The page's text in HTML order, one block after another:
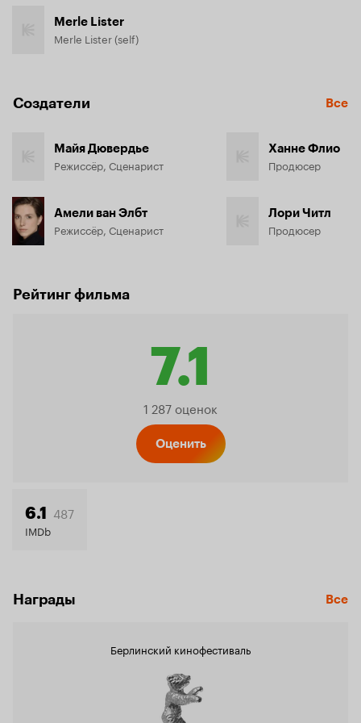
Merle Lister
Merle Lister (self)
Создатели Все
Майя Дювердье
Режиссёр, Сценарист
Амели ван Элбт
Режиссёр, Сценарист
Ханне Флио
Продюсер
Лори Читл
Продюсер
Рейтинг фильма
7.1
1 287 оценок
Оценить
6.1 487
IMDb
Награды Все
Берлинский кинофестиваль